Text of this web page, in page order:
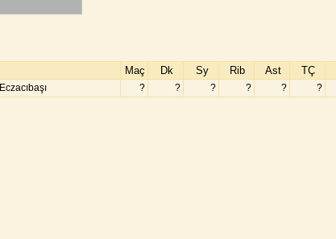
Maç Dk Sy Rib Ast TÇ
Eczacıbaşı ? ? ? ? ? ?